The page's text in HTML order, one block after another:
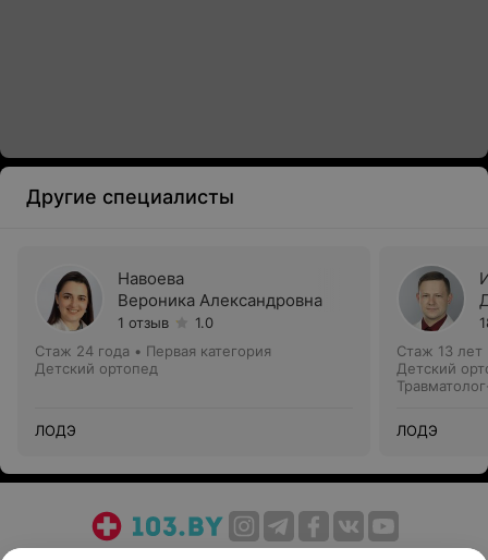
Другие специалисты
Навоева
Вероника Александровна
1 отзыв
1.0
Стаж 24 года • Первая категория
Детский ортопед
ЛОДЭ
Стаж 13 лет
Детский
ЛОДЭ